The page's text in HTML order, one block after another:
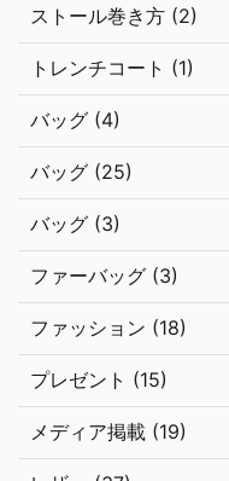
ストール巻き方 (2)
トレンチコート (1)
バッグ (4)
バッグ (25)
バッグ (3)
ファーバッグ (3)
ファッション (18)
プレゼント (15)
メディア掲載 (19)